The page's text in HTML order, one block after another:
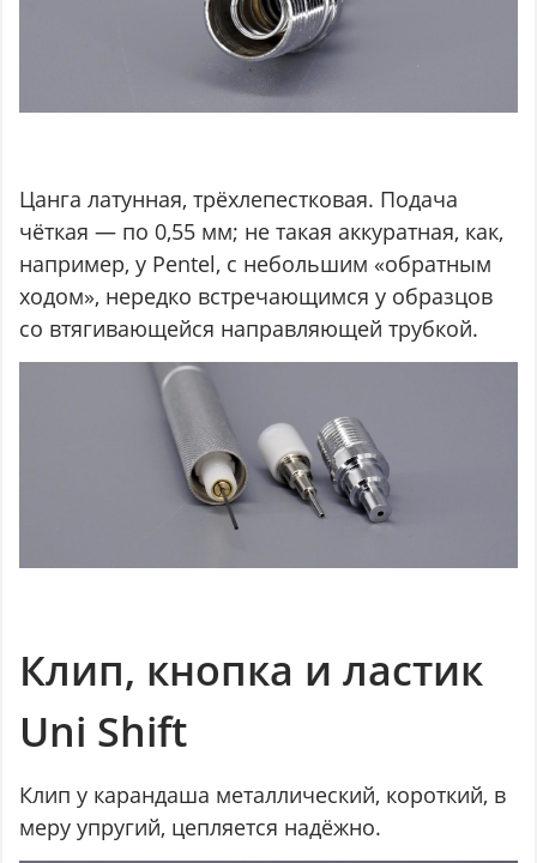
Цанга латунная, трёхлепестковая. Подача
чёткая — по 0,55 мм; не такая аккуратная, как,
например, у Pentel, с небольшим «обратным
ходом», нередко встречающимся у образцов
со втягивающейся направляющей трубкой.
Клип, кнопка и ластик
Uni Shift
Клип у карандаша металлический, короткий, в
меру упругий, цепляется надёжно.